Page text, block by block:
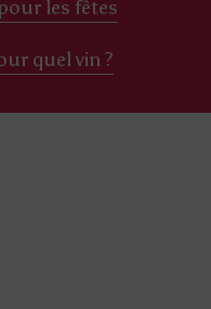
les fêtes
quel vin ?